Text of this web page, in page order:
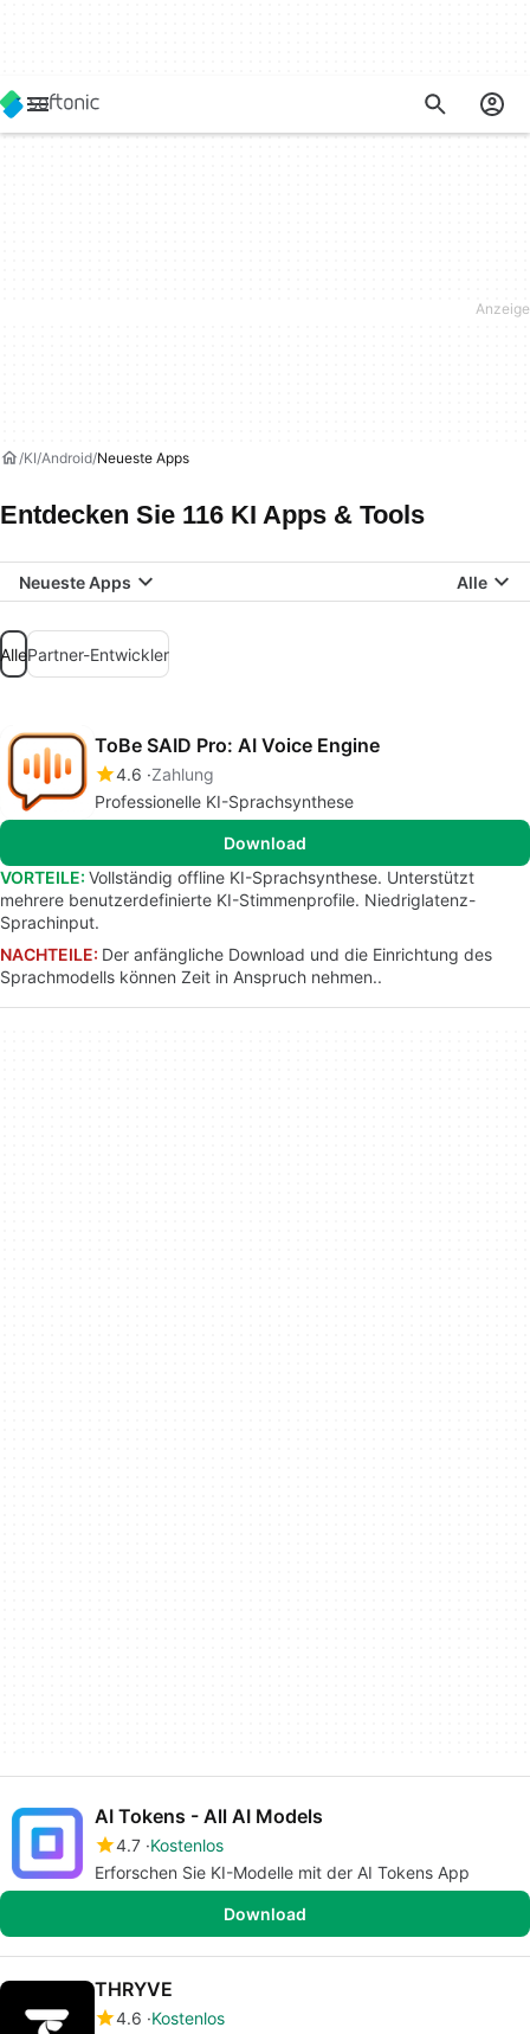
KI Android Neueste Apps
Entdecken Sie 116 KI Apps & Tools
Neueste Apps Alle
AllePartner-Entwickler
ToBe SAID Pro: AI Voice Engine
4.6 Zahlung
Professionelle KI-Sprachsynthese
Download
VORTEILE: Vollständig offline KI-Sprachsynthese. Unterstützt
mehrere benutzerdefinierte KI-Stimmenprofile. Niedriglatenz-
Sprachinput.
NACHTEILE: Der anfängliche Download und die Einrichtung des
Sprachmodells können Zeit in Anspruch nehmen..
AI Tokens - All AI Models
4.7 Kostenlos
Erforschen Sie KI-Modelle mit der AI Tokens App
Download
THRYVE
4.6 Kostenlos